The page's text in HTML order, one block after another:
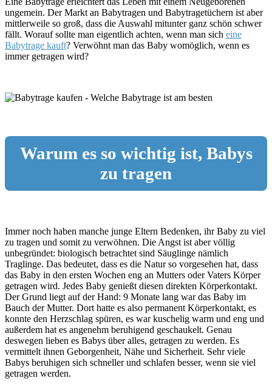
ungemein. Der Markt an Babytragen und Babytragetüchern ist aber
mittlerweile so groß, dass die Auswahl mitunter ganz schön schwer
fällt. Worauf sollte man eigentlich achten, wenn man sich eine
Babytrage kauft? Verwöhnt man das Baby womöglich, wenn es
immer getragen wird?
Warum es so wichtig ist, Babys
zu tragen
Immer noch haben manche junge Eltern Bedenken, ihr Baby zu viel
zu tragen und somit zu verwöhnen. Die Angst ist aber völlig
unbegründet: biologisch betrachtet sind Säuglinge nämlich
Traglinge. Das bedeutet, dass es die Natur so vorgesehen hat, dass
das Baby in den ersten Wochen eng an Mutters oder Vaters Körper
getragen wird. Jedes Baby genießt diesen direkten Körperkontakt.
Der Grund liegt auf der Hand: 9 Monate lang war das Baby im
Bauch der Mutter. Dort hatte es also permanent Körperkontakt, es
konnte den Herzschlag spüren, es war kuschelig warm und eng und
außerdem hat es angenehm beruhigend geschaukelt. Genau
deswegen lieben es Babys über alles, getragen zu werden. Es
vermittelt ihnen Geborgenheit, Nähe und Sicherheit. Sehr viele
Babys beruhigen sich schneller und schlafen besser, wenn sie viel
getragen werden.